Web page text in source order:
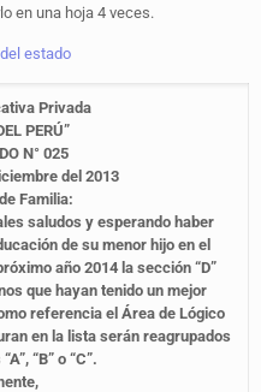
en una hoja 4 veces.
estado
Privada
PERÚ”
N° 025
del 2013
Familia:
saludos y esperando haber
de su menor hijo en el
año 2014 la sección “D”
que hayan tenido un mejor
referencia el Área de Lógico
en la lista serán reagrupados
“B” o “C”.